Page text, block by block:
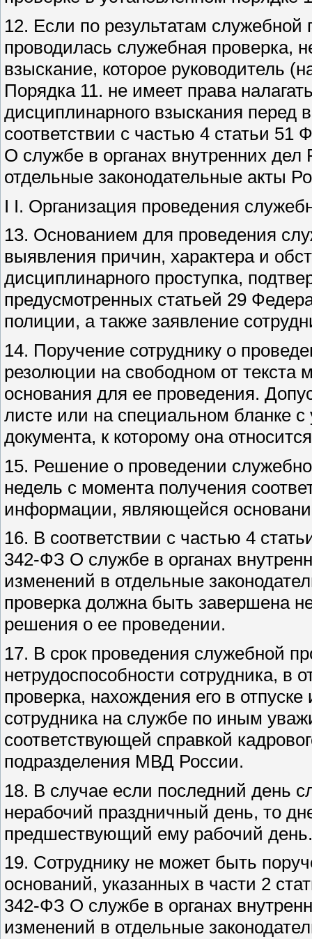
12. Если по результатам служебной
проводилась служебная проверка,
взыскание, которое руководитель
Порядка 11. не имеет права
дисциплинарного взыскания
соответствии с частью 4 статьи 51
О службе в органах внутренних
отдельные законодательные акты
I I. Организация проведения
13. Основанием для проведения
выявления причин, характера и
дисциплинарного проступка,
предусмотренных статьей 29
полиции, а также заявление
14. Поручение сотруднику о
резолюции на свободном от
основания для ее проведения.
листе или на специальном бланке
документа, к которому она
15. Решение о проведении
недель с момента получения
информации, являющейся
16. В соответствии с частью 4
342-ФЗ О службе в органах
изменений в отдельные
проверка должна быть завершена
решения о ее проведении.
17. В срок проведения служебной
нетрудоспособности сотрудника, в
проверка, нахождения его в
сотрудника на службе по иным
соответствующей справкой
подразделения МВД России.
18. В случае если последний день
нерабочий праздничный день, то
предшествующий ему рабочий день.
19. Сотруднику не может быть
оснований, указанных в части 2
342-ФЗ О службе в органах
изменений в отдельные